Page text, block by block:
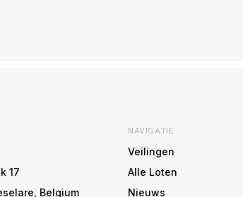
17
Belgium
NAVIGATIE
Veilingen
Alle Loten
Nieuws